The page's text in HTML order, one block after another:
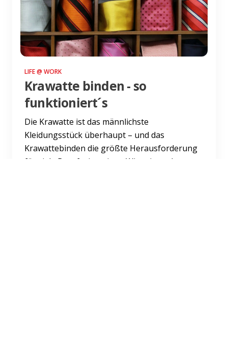
LIFE @ WORK
Krawatte binden - so
funktioniert´s
Die Krawatte ist das männlichste
Kleidungsstück überhaupt – und das
Krawattebinden die größte Herausforderung
für viele Berufseinsteiger. Wir zeigen d...